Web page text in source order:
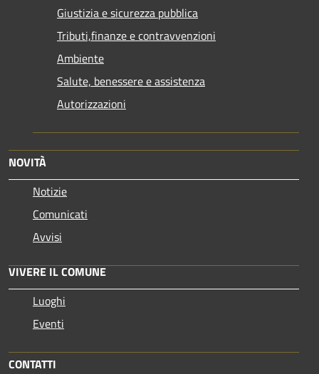
Giustizia e sicurezza pubblica
Tributi,finanze e contravvenzioni
Ambiente
Salute, benessere e assistenza
Autorizzazioni
NOVITÀ
Notizie
Comunicati
Avvisi
VIVERE IL COMUNE
Luoghi
Eventi
CONTATTI